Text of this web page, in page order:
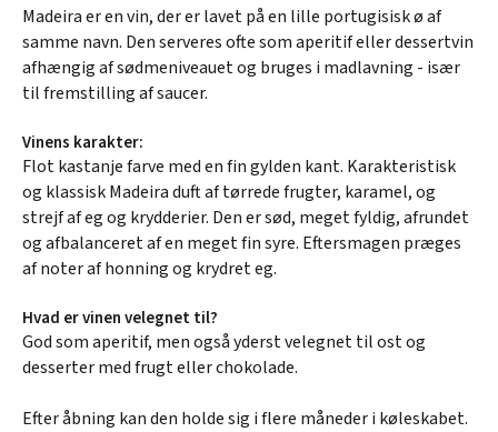
Madeira er en vin, der er lavet på en lille portugisisk ø af
samme navn. Den serveres ofte som aperitif eller dessertvin
afhængig af sødmeniveauet og bruges i madlavning - især
til fremstilling af saucer.
Vinens karakter:
Flot kastanje farve med en fin gylden kant. Karakteristisk
og klassisk Madeira duft af tørrede frugter, karamel, og
strejf af eg og krydderier. Den er sød, meget fyldig, afrundet
og afbalanceret af en meget fin syre. Eftersmagen præges
af noter af honning og krydret eg.
Hvad er vinen velegnet til?
God som aperitif, men også yderst velegnet til ost og
desserter med frugt eller chokolade.
Efter åbning kan den holde sig i flere måneder i køleskabet.